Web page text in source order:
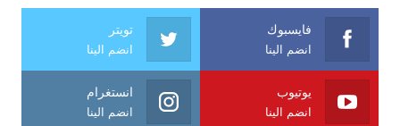
فايسبوك
انضم الينا
تويتر
انضم الينا
يوتيوب
انضم الينا
انستغرام
انضم الينا